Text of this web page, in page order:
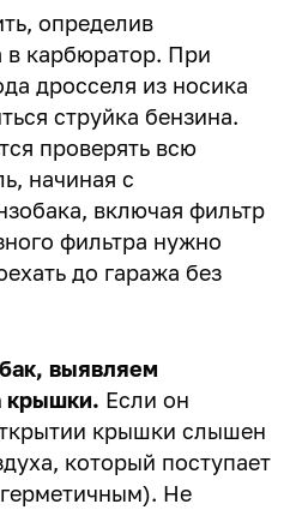
определив
в карбюратор. При
дросселя из носика
струйка бензина.
проверять всю
начиная c
включая фильтр
фильтра нужно
до гаража без
выявляем
крышки. Если он
крышки слышен
который поступает
Не